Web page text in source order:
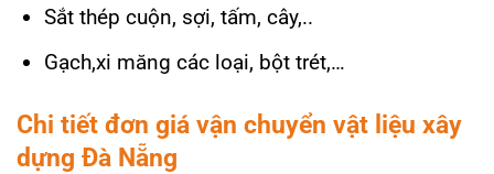
Sắt thép cuộn, sợi, tấm, cây,..
Gạch,xi măng các loại, bột trét,…
Chi tiết đơn giá vận chuyển vật liệu xây
dựng Đà Nẵng